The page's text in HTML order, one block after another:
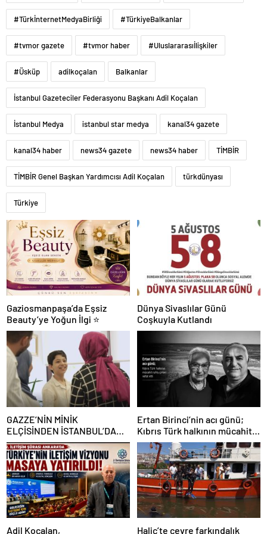
#TürkİnternetMedyaBirliği #TürkiyeBalkanlar
#tvmor gazete #tvmor haber #Uluslararasıİlişkiler
#Üsküp adilkoçalan Balkanlar
İstanbul Gazeteciler Federasyonu Başkanı Adil Koçalan
İstanbul Medya istanbul star medya kanal34 gazete
kanal34 haber news34 gazete news34 haber TİMBİR
TİMBİR Genel Başkan Yardımcısı Adil Koçalan türkdünyası
Türkiye
Gaziosmanpaşa’da Eşsiz
Beauty’ye Yoğun İlgi ⭐
Dünya Sivaslılar Günü
Coşkuyla Kutlandı
GAZZE’NİN MİNİK
ELÇİSİNDEN İSTANBUL’DA
DUYGUSAL MESAJ: “BURASI
BENİM İKİNCİ EVİM”
Ertan Birinci’nin acı günü;
Kıbrıs Türk halkının mücahit
ruhlu çınarı vefat etti
Adil Koçalan, Haliç’te çevre farkındalık